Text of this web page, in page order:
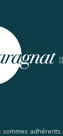
sommes adhérents